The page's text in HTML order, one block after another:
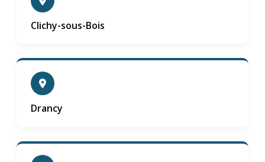
Clichy-sous-Bois
Drancy